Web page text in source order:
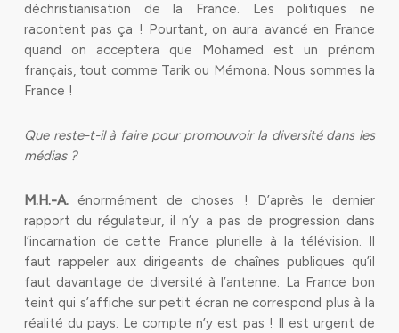
déchristianisation de la France. Les politiques ne
racontent pas ça ! Pourtant, on aura avancé en France
quand on acceptera que Mohamed est un prénom
français, tout comme Tarik ou Mémona. Nous sommes la
France !
Que reste-t-il à faire pour promouvoir la diversité dans les
médias ?
M.H.-A.énormément de choses ! D’après le dernier
rapport du régulateur, il n’y a pas de progression dans
l’incarnation de cette France plurielle à la télévision. Il
faut rappeler aux dirigeants de chaînes publiques qu’il
faut davantage de diversité à l’antenne. La France bon
teint qui s’affiche sur petit écran ne correspond plus à la
réalité du pays. Le compte n’y est pas ! Il est urgent de